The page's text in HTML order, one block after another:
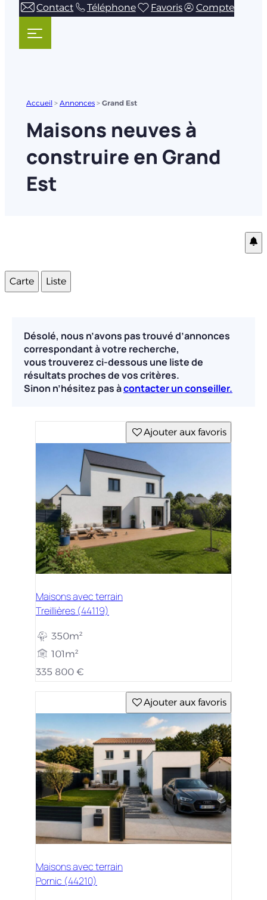
Contact
Téléphone Favoris Compte
Accueil > Annonces > Grand Est
Maisons neuves à
construire en Grand
Est
Carte Liste
Désolé, nous n’avons pas trouvé d’annonces
correspondant à votre recherche,
vous trouverez ci-dessous une liste de
résultats proches de vos critères.
Sinon n’hésitez pas àcontacter un conseiller.
Ajouter aux favoris
Maisons avec terrain
Treillières (44119)
350m²
101m²
335 800 €
Ajouter aux favoris
Maisons avec terrain
Pornic (44210)